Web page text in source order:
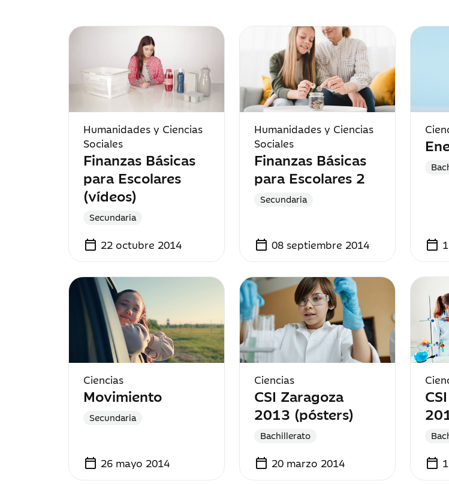
Humanidades y Ciencias
Sociales
Finanzas Básicas
para Escolares
(vídeos)
Secundaria
calendar_today 22 octubre 2014
Humanidades y Ciencias
Sociales
Finanzas Básicas
para Escolares 2
Secundaria
calendar_today 08 septiembre 2014 calendar_today
Ciencias
Movimiento
Secundaria
calendar_today 26 mayo 2014
Ciencias
CSI Zaragoza
2013 (pósters)
Bachillerato
calendar_today 20 marzo 2014 calendar_today